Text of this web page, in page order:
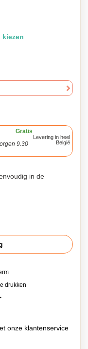
kiezen
Gratis
9.30
Levering in heel
België
in de
drukken
onze klantenservice